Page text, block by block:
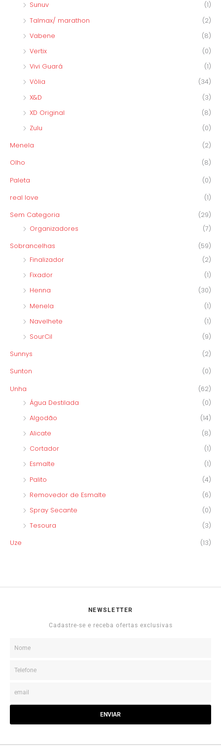
Sunuv
(1)
Talmax/ marathon
(2)
Vabene
(8)
Vertix
(0)
Vivi Guará
(1)
Vòlia
(34)
X&D
(3)
XD Original
(8)
Zulu
(0)
Menela (2)
Olho (8)
Paleta (0)
real love (1)
Sem Categoria
(29)
Organizadores
(7)
Sobrancelhas
(59)
Finalizador
(2)
Fixador
(1)
Henna
(30)
Menela
(1)
Navelhete
(1)
SourCil
(9)
Sunnys (2)
Sunton (0)
Unha
(62)
Água Destilada
(0)
Algodão
(14)
Alicate
(8)
Cortador
(1)
Esmalte
(1)
Palito
(4)
Removedor de Esmalte
(6)
Spray Secante
(0)
Tesoura
(3)
Uze (13)
NEWSLETTER
Cadastre-se e receba ofertas exclusivas
ENVIAR